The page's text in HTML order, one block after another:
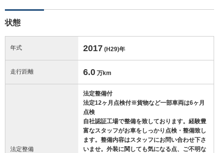
状態
年式 2017 (H29)年
走行距離 6.0 万km
法定整備
法定整備付
法定12ヶ月点検付※貨物など一部車両は6ヶ月
点検
自社認証工場で整備を致しております。経験豊
富なスタッフがお車をしっかり点検・整備致し
ます。整備内容はスタッフにお問い合わせ下さ
いませ。外装に関しても気になる点、ご不明な